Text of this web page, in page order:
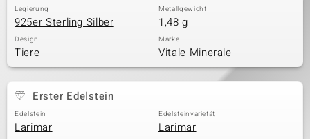
Classics
Legierung
925er Sterling Silber
Metallgewicht
1,48 g
Design
Tiere
Marke
Vitale Minerale
Erster Edelstein
Edelstein
Larimar
Edelsteinvarietät
Larimar